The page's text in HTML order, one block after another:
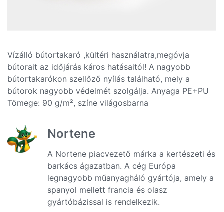
Vízálló bútortakaró ,kültéri használatra,megóvja
bútorait az időjárás káros hatásaitól! A nagyobb
bútortakarókon szellőző nyílás található, mely a
bútorok nagyobb védelmét szolgálja. Anyaga PE+PU
Tömege: 90 g/m², színe világosbarna
Nortene
A Nortene piacvezető márka a kertészeti és
barkács ágazatban. A cég Európa
legnagyobb műanyagháló gyártója, amely a
spanyol mellett francia és olasz
gyártóbázissal is rendelkezik.